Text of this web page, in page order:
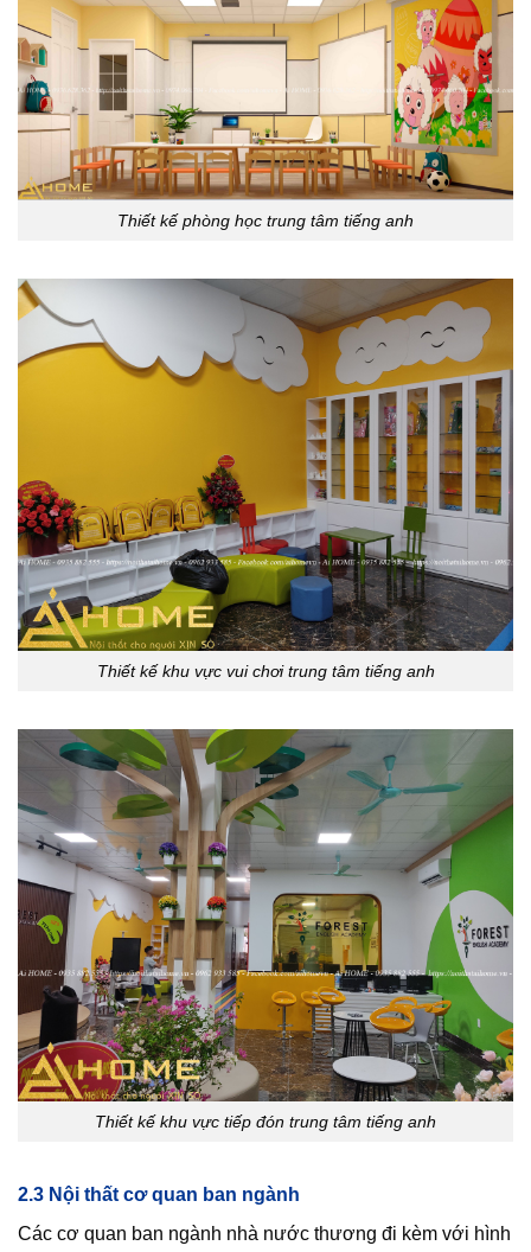
Thiết kế phòng học trung tâm tiếng anh
Thiết kế khu vực vui chơi trung tâm tiếng anh
Thiết kế khu vực tiếp đón trung tâm tiếng anh
2.3 Nội thất cơ quan ban ngành
Các cơ quan ban ngành nhà nước thương đi kèm với hình